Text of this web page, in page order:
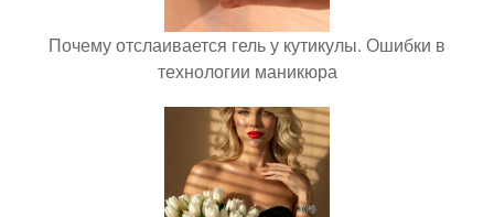
Почему отслаивается гель у кутикулы. Ошибки в
технологии маникюра